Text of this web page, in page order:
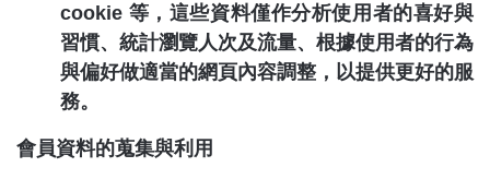
cookie 等，這些資料僅作分析使用者的喜好與
習慣、統計瀏覽人次及流量、根據使用者的行為
與偏好做適當的網頁內容調整，以提供更好的服
務。
會員資料的蒐集與利用